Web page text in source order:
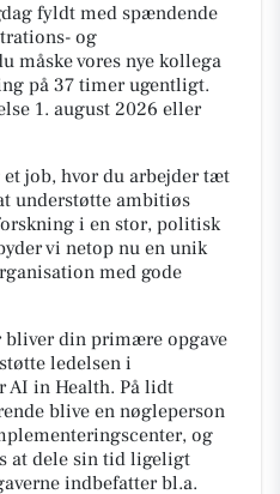
fyldt med spændende
og
måske vores nye kollega
på 37 timer ugentligt.
1. august 2026 eller
job, hvor du arbejder tæt
understøtte ambitiøs
i en stor, politisk
vi netop nu en unik
med gode
bliver din primære opgave
ledelsen i
AI in Health. På lidt
blive en nøgleperson
og
at dele sin tid ligeligt
indbefatter bl.a.